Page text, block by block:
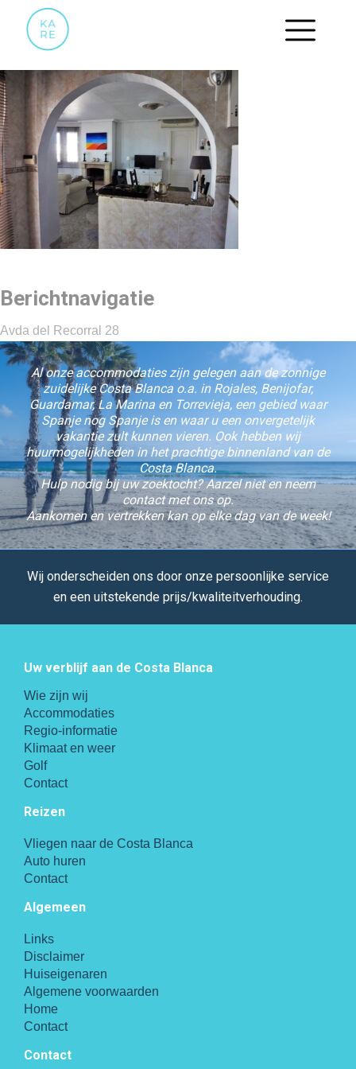
Berichtnavigatie
Avda del Recorral 28
Al onze accommodaties zijn gelegen aan de zonnige
zuidelijke Costa Blanca o.a. in Rojales, Benijofar,
Guardamar, La Marina en Torrevieja, een gebied waar
Spanje nog Spanje is en waar u een onvergetelijk
vakantie zult kunnen vieren. Ook hebben wij
huurmogelijkheden in het prachtige binnenland van de
Costa Blanca.
Hulp nodig bij uw zoektocht? Aarzel niet en neem
contact met ons op.
Aankomen en vertrekken kan op elke dag van de week!
Wij onderscheiden ons door onze persoonlijke service
en een uitstekende prijs/kwaliteitverhouding.
Uw verblijf aan de Costa Blanca
Wie zijn wij
Accommodaties
Regio-informatie
Klimaat en weer
Golf
Contact
Reizen
Vliegen naar de Costa Blanca
Auto huren
Contact
Algemeen
Links
Disclaimer
Huiseigenaren
Algemene voorwaarden
Home
Contact
Contact